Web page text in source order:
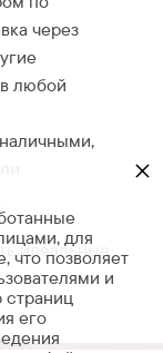
через
любой
идеальные
для
что позволяет
и
его
×